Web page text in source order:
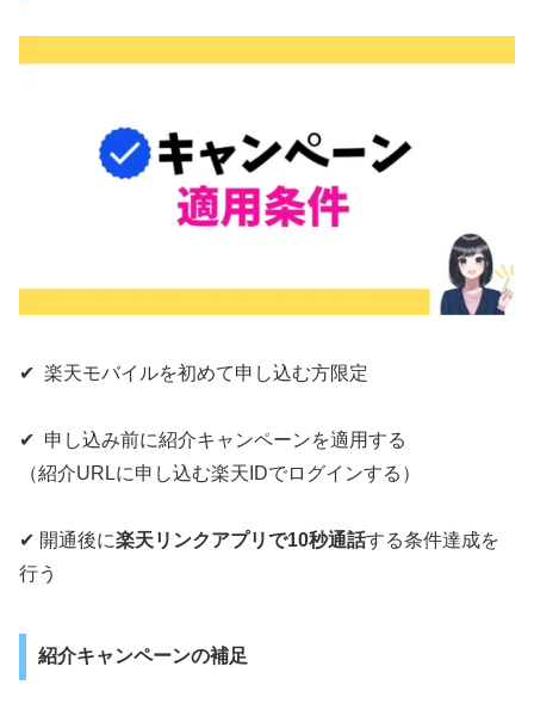
✔ 楽天モバイルを初めて申し込む方限定
✔ 申し込み前に紹介キャンペーンを適用する
（紹介URLに申し込む楽天IDでログインする）
✔ 開通後に楽天リンクアプリで10秒通話する条件達成を
行う
紹介キャンペーンの補足